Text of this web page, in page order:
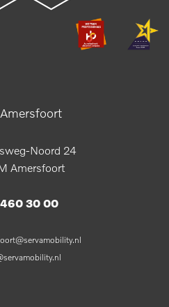
Noord 24
Amersfoort
30 00